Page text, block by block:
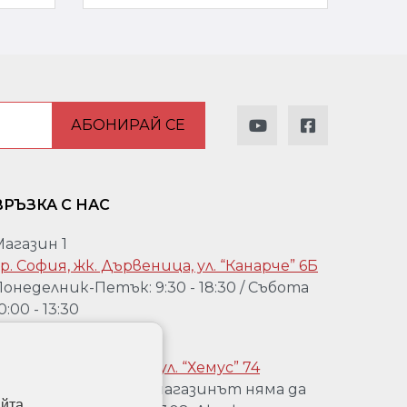
АБОНИРАЙ СЕ
С НАС
1
София, жк. Дървеница, ул. “Канарче” 6Б
Петък: 9:30 - 18:30 / Събота
- 13:30
гр. София, Гео Милев, ул. “Хемус” 74
Уважаеми клиенти, магазинът няма да